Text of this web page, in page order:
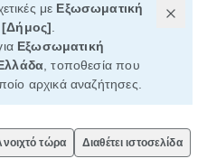
με Εξωσωματική
[Δήμος]
Εξωσωματική
, τοποθεσία που
αρχικά αναζήτησες.
τώρα Διαθέτει ιστοσελίδα